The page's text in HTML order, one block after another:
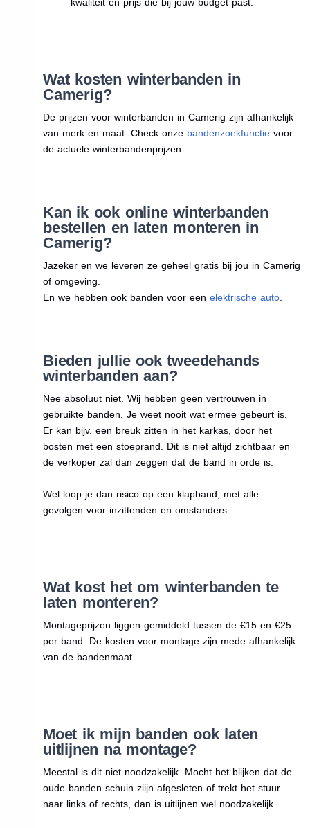
Wat kosten winterbanden in
Camerig?
De prijzen voor winterbanden in Camerig zijn afhankelijk
van merk en maat. Check onze bandenzoekfunctievoor
de actuele winterbandenprijzen.
Kan ik ook online winterbanden
bestellen en laten monteren in
Camerig?
Jazeker en we leveren ze geheel gratis bij jou in Camerig
of omgeving.
En we hebben ook banden voor een elektrische auto.
Bieden jullie ook tweedehands
winterbanden aan?
Nee absoluut niet. Wij hebben geen vertrouwen in
gebruikte banden. Je weet nooit wat ermee gebeurt is.
Er kan bijv. een breuk zitten in het karkas, door het
bosten met een stoeprand. Dit is niet altijd zichtbaar en
de verkoper zal dan zeggen dat de band in orde is.
Wel loop je dan risico op een klapband, met alle
gevolgen voor inzittenden en omstanders.
Wat kost het om winterbanden te
laten monteren?
Montageprijzen liggen gemiddeld tussen de €15 en €25
per band. De kosten voor montage zijn mede afhankelijk
van de bandenmaat.
Moet ik mijn banden ook laten
uitlijnen na montage?
Meestal is dit niet noodzakelijk. Mocht het blijken dat de
oude banden schuin ziijn afgesleten of trekt het stuur
naar links of rechts, dan is uitlijnen wel noodzakelijk.